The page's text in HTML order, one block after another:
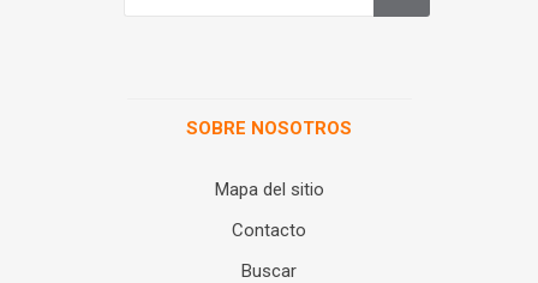
SOBRE NOSOTROS
Mapa del sitio
Contacto
Buscar